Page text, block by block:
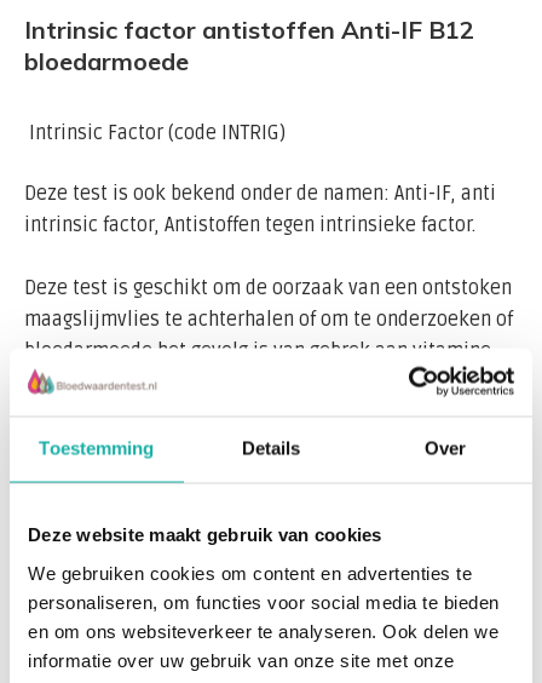
Toestemming Details Over
Deze website maakt gebruik van cookies
We gebruiken cookies om content en advertenties te
personaliseren, om functies voor social media te bieden
en om ons websiteverkeer te analyseren. Ook delen we
informatie over uw gebruik van onze site met onze
Intrinsic factor antistoffen Anti-IF B12
bloedarmoede
Intrinsic Factor (code INTRIG)
Deze test is ook bekend onder de namen: Anti-IF, anti
intrinsic factor, Antistoffen tegen intrinsieke factor.
Deze test is geschikt om de oorzaak van een ontstoken
maagslijmvlies te achterhalen of om te onderzoeken of
bloedarmoede het gevolg is van gebrek aan vitamine
B12.
Intrinsieke factor (intrinsic factor) is nodig voor de
opname van vitamine B12 uit het voedsel. Als dit niet
Deze bloedarmoede Pernicieuze Anemie genaamd, is
één van de meest voorkomende oorzaken van een
vitamine B12-tekort en is vaak een auto-
immuunziekte. De ziekte karakteriseert zich door
chronische ontsteking en verdunning,verschrompeling